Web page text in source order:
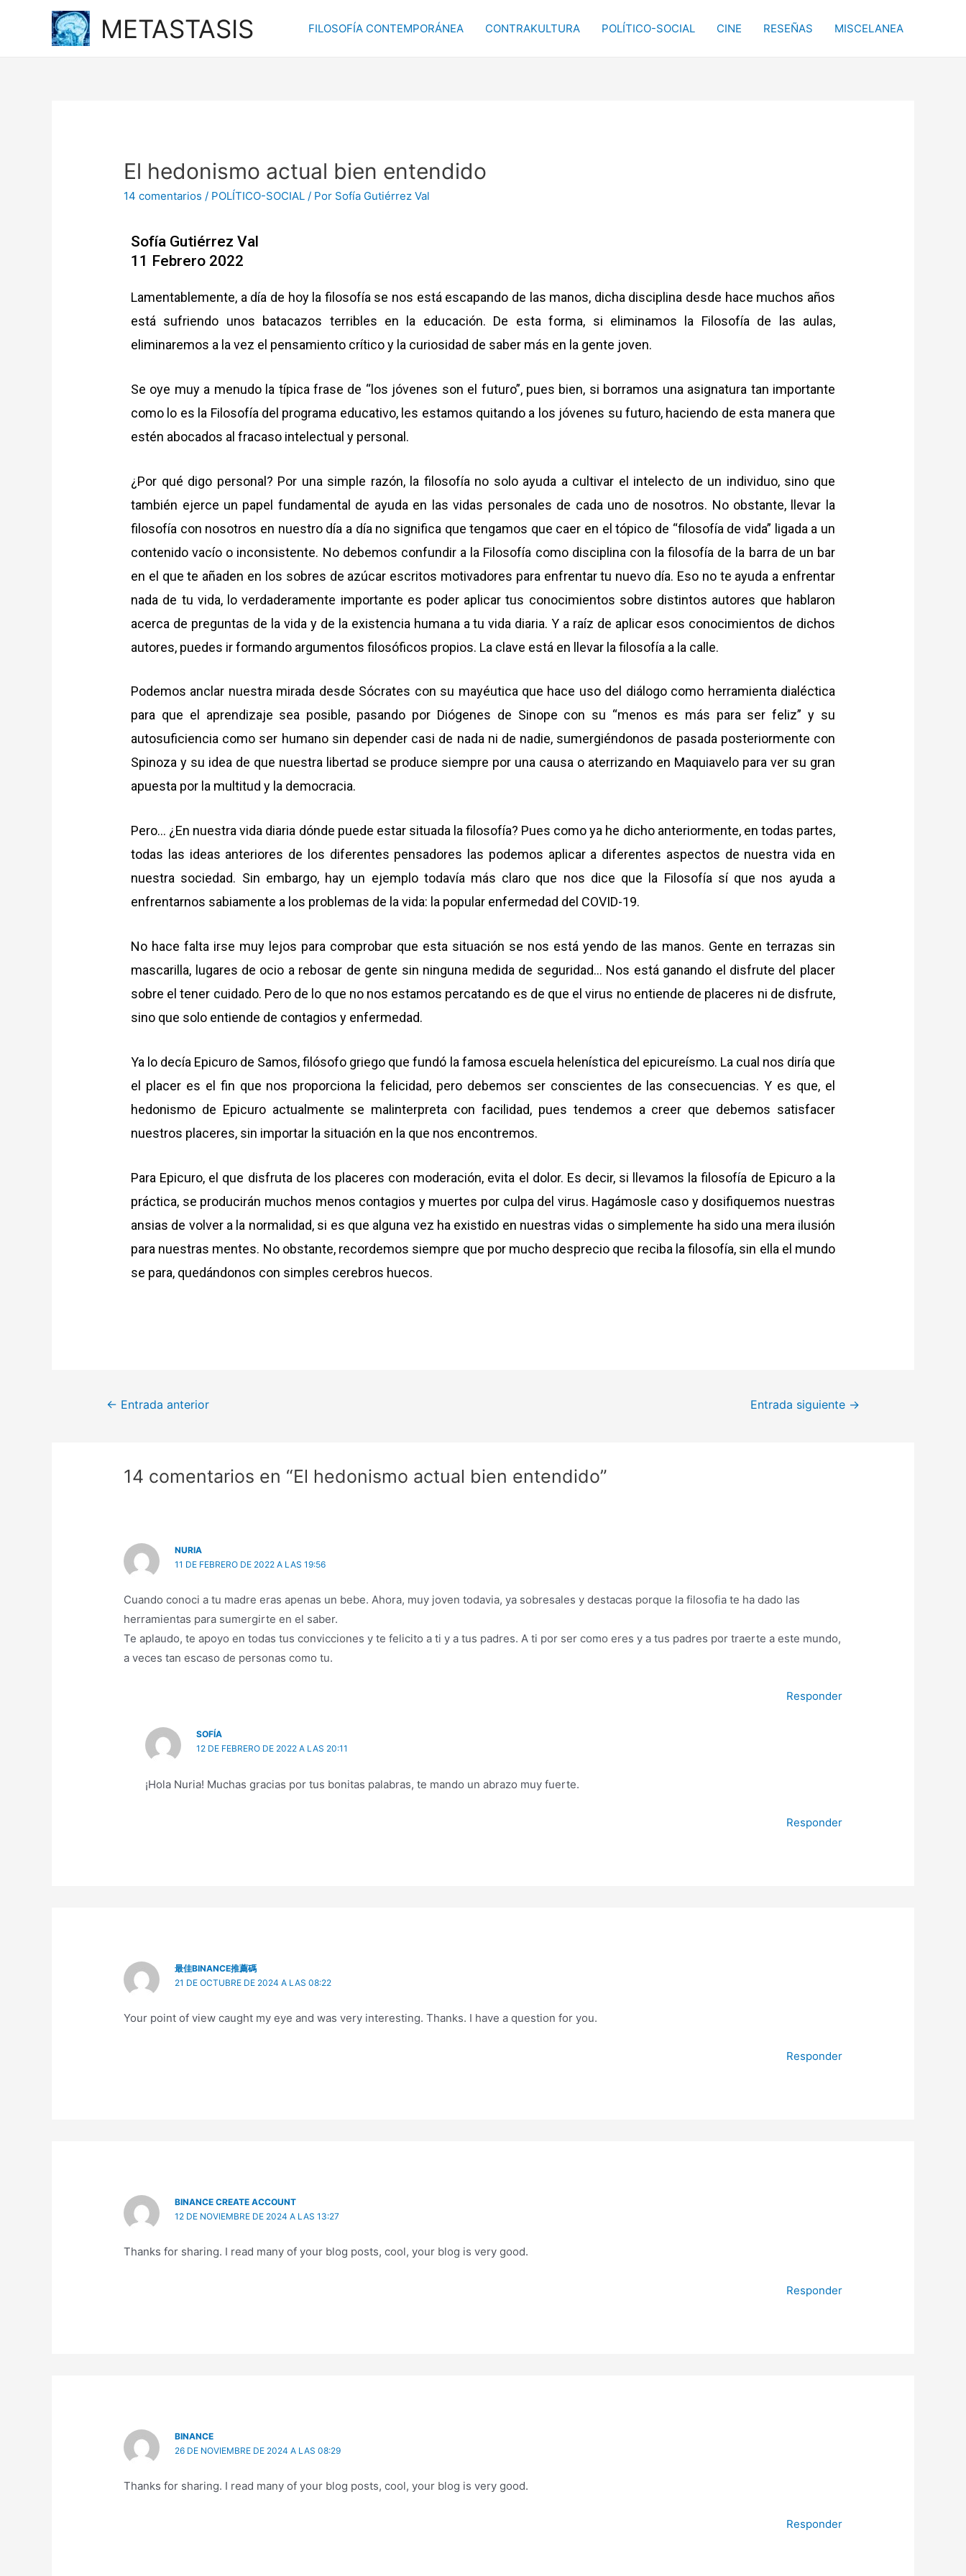
METASTASIS FILOSOFÍA CONTEMPORÁNEA CONTRAKULTURA POLÍTICO-SOCIAL CINE RESEÑAS MISCELANEA
El hedonismo actual bien entendido
14 comentarios / POLÍTICO-SOCIAL / Por Sofía Gutiérrez Val
Sofía Gutiérrez Val
11 Febrero 2022
Lamentablemente, a día de hoy la filosofía se nos está escapando de las manos, dicha disciplina desde hace muchos años
está sufriendo unos batacazos terribles en la educación. De esta forma, si eliminamos la Filosofía de las aulas,
eliminaremos a la vez el pensamiento crítico y la curiosidad de saber más en la gente joven.
Se oye muy a menudo la típica frase de “los jóvenes son el futuro”, pues bien, si borramos una asignatura tan importante
como lo es la Filosofía del programa educativo, les estamos quitando a los jóvenes su futuro, haciendo de esta manera que
estén abocados al fracaso intelectual y personal.
¿Por qué digo personal? Por una simple razón, la filosofía no solo ayuda a cultivar el intelecto de un individuo, sino que
también ejerce un papel fundamental de ayuda en las vidas personales de cada uno de nosotros. No obstante, llevar la
filosofía con nosotros en nuestro día a día no significa que tengamos que caer en el tópico de “filosofía de vida” ligada a un
contenido vacío o inconsistente. No debemos confundir a la Filosofía como disciplina con la filosofía de la barra de un bar
en el que te añaden en los sobres de azúcar escritos motivadores para enfrentar tu nuevo día. Eso no te ayuda a enfrentar
nada de tu vida, lo verdaderamente importante es poder aplicar tus conocimientos sobre distintos autores que hablaron
acerca de preguntas de la vida y de la existencia humana a tu vida diaria. Y a raíz de aplicar esos conocimientos de dichos
autores, puedes ir formando argumentos filosóficos propios. La clave está en llevar la filosofía a la calle.
Podemos anclar nuestra mirada desde Sócrates con su mayéutica que hace uso del diálogo como herramienta dialéctica
para que el aprendizaje sea posible, pasando por Diógenes de Sinope con su “menos es más para ser feliz” y su
autosuficiencia como ser humano sin depender casi de nada ni de nadie, sumergiéndonos de pasada posteriormente con
Spinoza y su idea de que nuestra libertad se produce siempre por una causa o aterrizando en Maquiavelo para ver su gran
apuesta por la multitud y la democracia.
Pero… ¿En nuestra vida diaria dónde puede estar situada la filosofía? Pues como ya he dicho anteriormente, en todas partes,
todas las ideas anteriores de los diferentes pensadores las podemos aplicar a diferentes aspectos de nuestra vida en
nuestra sociedad. Sin embargo, hay un ejemplo todavía más claro que nos dice que la Filosofía sí que nos ayuda a
enfrentarnos sabiamente a los problemas de la vida: la popular enfermedad del COVID-19.
No hace falta irse muy lejos para comprobar que esta situación se nos está yendo de las manos. Gente en terrazas sin
mascarilla, lugares de ocio a rebosar de gente sin ninguna medida de seguridad… Nos está ganando el disfrute del placer
sobre el tener cuidado. Pero de lo que no nos estamos percatando es de que el virus no entiende de placeres ni de disfrute,
sino que solo entiende de contagios y enfermedad.
Ya lo decía Epicuro de Samos, filósofo griego que fundó la famosa escuela helenística del epicureísmo. La cual nos diría que
el placer es el fin que nos proporciona la felicidad, pero debemos ser conscientes de las consecuencias. Y es que, el
hedonismo de Epicuro actualmente se malinterpreta con facilidad, pues tendemos a creer que debemos satisfacer
nuestros placeres, sin importar la situación en la que nos encontremos.
Para Epicuro, el que disfruta de los placeres con moderación, evita el dolor. Es decir, si llevamos la filosofía de Epicuro a la
práctica, se producirán muchos menos contagios y muertes por culpa del virus. Hagámosle caso y dosifiquemos nuestras
ansias de volver a la normalidad, si es que alguna vez ha existido en nuestras vidas o simplemente ha sido una mera ilusión
para nuestras mentes. No obstante, recordemos siempre que por mucho desprecio que reciba la filosofía, sin ella el mundo
se para, quedándonos con simples cerebros huecos.
← Entrada anterior Entrada siguiente →
14 comentarios en “El hedonismo actual bien entendido”
NURIA
11 DE FEBRERO DE 2022 A LAS 19:56
Cuando conoci a tu madre eras apenas un bebe. Ahora, muy joven todavia, ya sobresales y destacas porque la filosofia te ha dado las
herramientas para sumergirte en el saber.
Te aplaudo, te apoyo en todas tus convicciones y te felicito a ti y a tus padres. A ti por ser como eres y a tus padres por traerte a este mundo,
a veces tan escaso de personas como tu.
Responder
SOFÍA
12 DE FEBRERO DE 2022 A LAS 20:11
¡Hola Nuria! Muchas gracias por tus bonitas palabras, te mando un abrazo muy fuerte.
Responder
最佳BINANCE推薦碼
21 DE OCTUBRE DE 2024 A LAS 08:22
Your point of view caught my eye and was very interesting. Thanks. I have a question for you.
Responder
BINANCE CREATE ACCOUNT
12 DE NOVIEMBRE DE 2024 A LAS 13:27
Thanks for sharing. I read many of your blog posts, cool, your blog is very good.
Responder
BINANCE
26 DE NOVIEMBRE DE 2024 A LAS 08:29
Thanks for sharing. I read many of your blog posts, cool, your blog is very good.
Responder